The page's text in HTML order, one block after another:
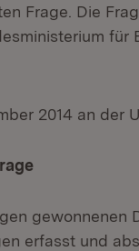
Frage. Die
2014 an der
gewonnenen
erfasst und